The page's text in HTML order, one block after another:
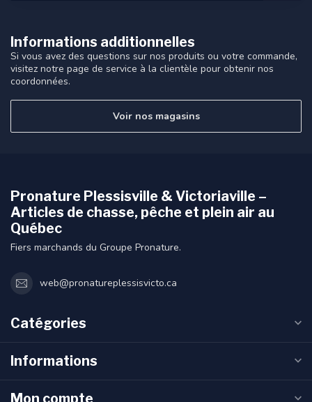
Informations additionnelles
Si vous avez des questions sur nos produits ou votre commande,
visitez notre page de service à la clientèle pour obtenir nos
coordonnées.
Voir nos magasins
Pronature Plessisville & Victoriaville –
Articles de chasse, pêche et plein air au
Québec
Fiers marchands du Groupe Pronature.
web@pronatureplessisvicto.ca
Catégories
Informations
Mon compte